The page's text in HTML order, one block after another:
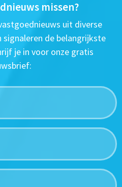
missen?
uit diverse
signaleren de belangrijkste
je in voor onze gratis